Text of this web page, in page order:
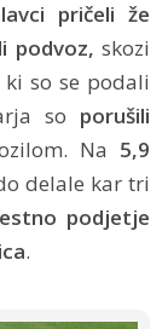
pričeli že
podvoz, skozi
so se podali
so porušili
Na 5,9
delale kar tri
podjetje
.